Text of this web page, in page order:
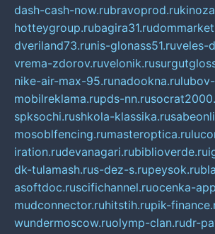
dash-cash-now.rubravoprod.ru
hotteygroup.rubagira31.ru
dveriland73.runis-glonass51.ruveles-
vrema-zdorov.ruvelonik.ru
nike-air-max-95.runadookna.ru
mobilreklama.rupds-nn.ru
spksochi.rushkola-klassika.ru
mosoblfencing.rumasteroptica.ru
iration.rudevanagari.rubiblioverde.ru
dk-tulamash.rus-dez-s.rupeysok.ru
asoftdoc.ruscifichannel.ruocenka-
mudconnector.ruhitstih.rupik-
wundermoscow.ruolymp-clan.rudr-